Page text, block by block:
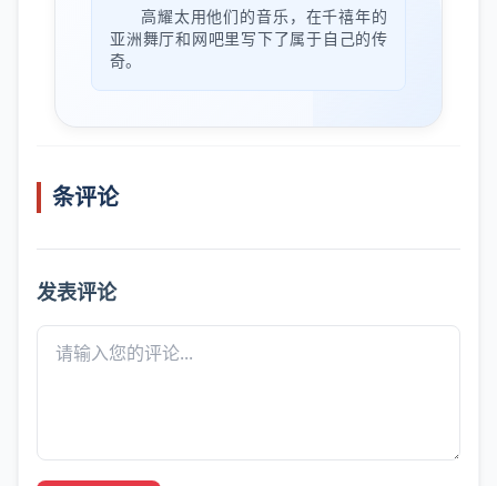
高耀太用他们的音乐，在千禧年的
亚洲舞厅和网吧里写下了属于自己的传
奇。
条评论
发表评论